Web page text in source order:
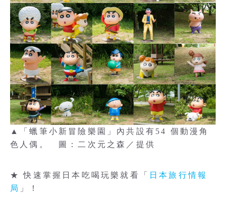
▲「蠟筆小新冒險樂園」內共設有54 個動漫角
色人偶。 圖：二次元之森／提供
★ 快速掌握日本吃喝玩樂就看「
日本旅行情報
局 」！